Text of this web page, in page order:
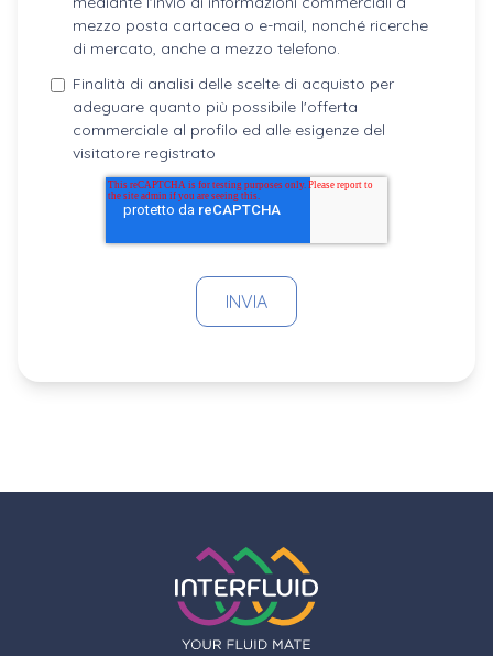
mezzo posta cartacea o e-mail, nonché ricerche
di mercato, anche a mezzo telefono.
Finalità di analisi delle scelte di acquisto per
adeguare quanto più possibile l'offerta
commerciale al profilo ed alle esigenze del
visitatore registrato